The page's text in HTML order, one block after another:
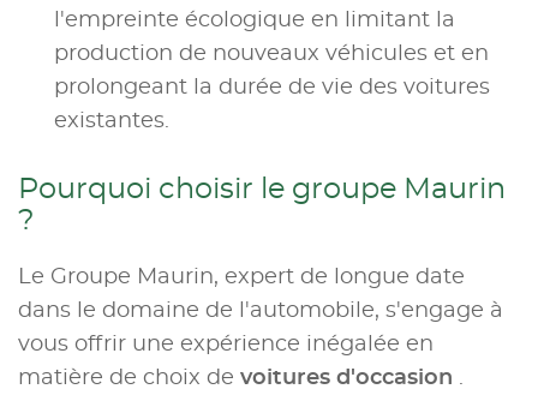
l'empreinte écologique en limitant la
production de nouveaux véhicules et en
prolongeant la durée de vie des voitures
existantes.
Pourquoi choisir le groupe Maurin
?
Le Groupe Maurin, expert de longue date
dans le domaine de l'automobile, s'engage à
vous offrir une expérience inégalée en
matière de choix de voitures d'occasion .